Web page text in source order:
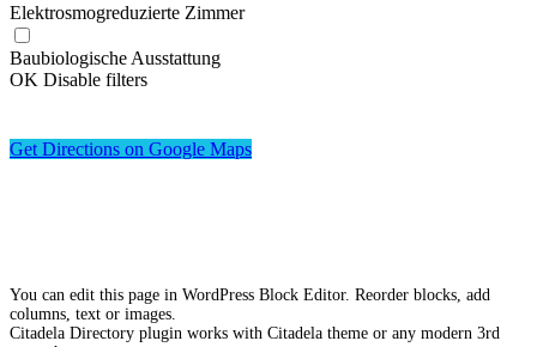
Elektrosmogreduzierte Zimmer
Baubiologische Ausstattung
OK Disable filters
Get Directions on Google Maps
You can edit this page in WordPress Block Editor. Reorder blocks, add
columns, text or images.
Citadela Directory plugin works with Citadela theme or any modern 3rd